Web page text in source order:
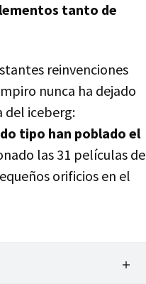
tanto de
reinvenciones
nunca ha dejado
del iceberg:
tipo han poblado el
las 31 películas de
orificios en el